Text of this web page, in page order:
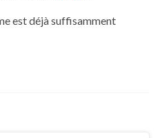
est déjà suffisamment